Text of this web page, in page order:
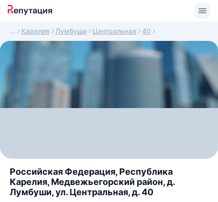
Карелия Лумбуши Центральная 40
Российская Федерация, Республика
Карелия, Медвежьегорский район, д.
Лумбуши, ул. Центральная, д. 40